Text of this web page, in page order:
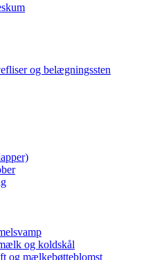
og belægningssten
og koldskål
og mælkebøtteblomst